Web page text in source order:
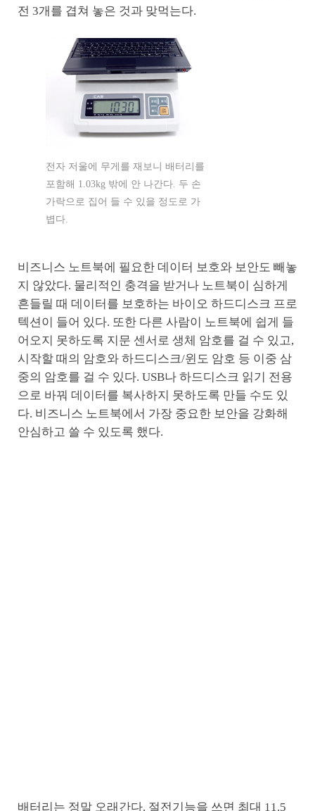
전 3개를 겹쳐 놓은 것과 맞먹는다.
전자 저울에 무게를 재보니 배터리를
포함해 1.03kg 밖에 안 나간다. 두 손
가락으로 집어 들 수 있을 정도로 가
볍다.
비즈니스 노트북에 필요한 데이터 보호와 보안도 빼놓
지 않았다. 물리적인 충격을 받거나 노트북이 심하게
흔들릴 때 데이터를 보호하는 바이오 하드디스크 프로
텍션이 들어 있다. 또한 다른 사람이 노트북에 쉽게 들
어오지 못하도록 지문 센서로 생체 암호를 걸 수 있고,
시작할 때의 암호와 하드디스크/윈도 암호 등 이중 삼
중의 암호를 걸 수 있다. USB나 하드디스크 읽기 전용
으로 바꿔 데이터를 복사하지 못하도록 만들 수도 있
다. 비즈니스 노트북에서 가장 중요한 보안을 강화해
안심하고 쓸 수 있도록 했다.
배터리는 정말 오래간다. 절전기능을 쓰면 최대 11.5